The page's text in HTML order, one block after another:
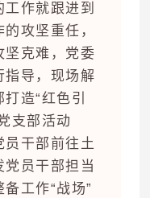
作就跟进到
攻坚重任，
坚克难，党委
指导，现场解
造“红色引
支部活动
员干部前往土
员干部担当
工作“战场”